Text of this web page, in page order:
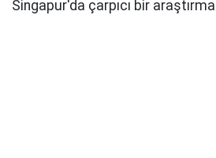
Singapur'da çarpıcı bir araştırma